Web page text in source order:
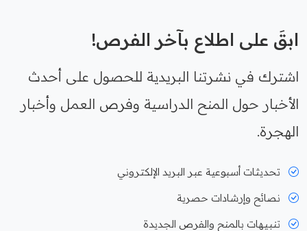
ابقَ على اطلاع بآخر الفرص!
اشترك في نشرتنا البريدية للحصول على أحدث
الأخبار حول المنح الدراسية وفرص العمل وأخبار
الهجرة.
تحديثات أسبوعية عبر البريد الإلكتروني
نصائح وإرشادات حصرية
تنبيهات بالمنح والفرص الجديدة